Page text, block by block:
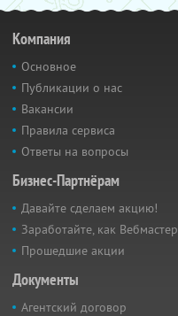
Компания
Основное
Публикации о нас
Вакансии
Правила сервиса
Ответы на вопросы
Бизнес-Партнёрам
Давайте сделаем акцию!
Заработайте, как Вебмастер
Прошедшие акции
Документы
Агентский договор